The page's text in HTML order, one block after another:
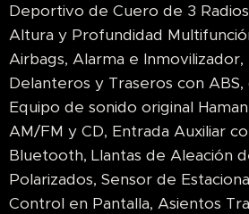
Deportivo de Cuero de 3
Altura y Profundidad
Airbags, Alarma e Inmovilizador,
Delanteros y Traseros con ABS,
Equipo de sonido original
AM/FM y CD, Entrada Auxiliar
Bluetooth, Llantas de Aleación
Polarizados, Sensor de
Control en Pantalla, Asientos